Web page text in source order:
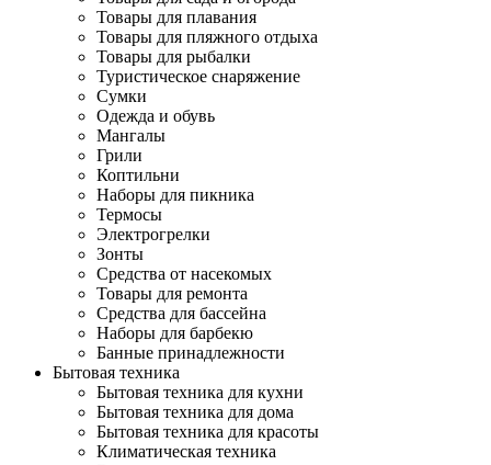
Товары для плавания
Товары для пляжного отдыха
Товары для рыбалки
Туристическое снаряжение
Сумки
Одежда и обувь
Мангалы
Грили
Коптильни
Наборы для пикника
Термосы
Электрогрелки
Зонты
Средства от насекомых
Товары для ремонта
Средства для бассейна
Наборы для барбекю
Банные принадлежности
Бытовая техника
Бытовая техника для кухни
Бытовая техника для дома
Бытовая техника для красоты
Климатическая техника